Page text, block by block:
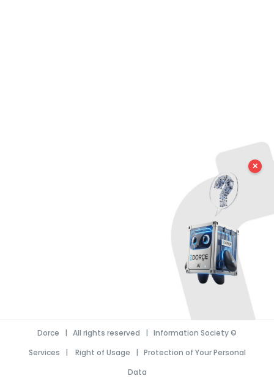
©
Dorce | All rights reserved | Information Society
Services | Right of Usage | Protection of Your Personal
Data
✕